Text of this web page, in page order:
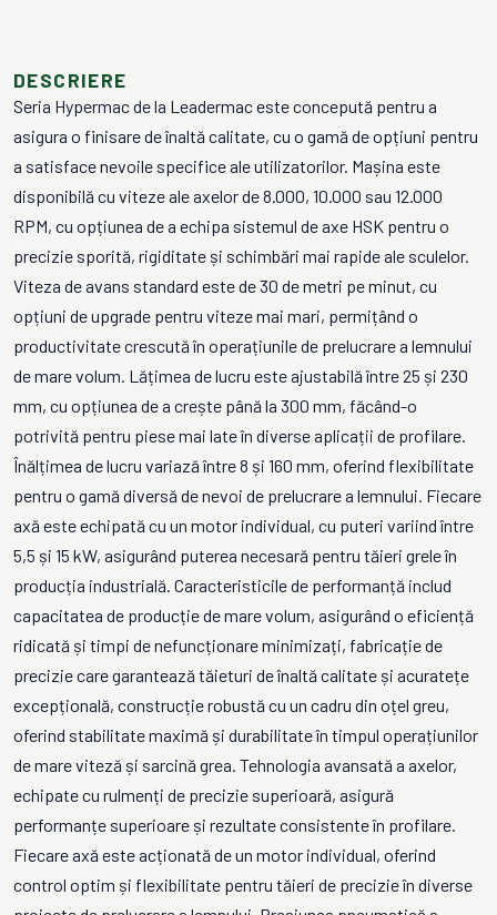
DESCRIERE
Seria Hypermac de la Leadermac este concepută pentru a
asigura o finisare de înaltă calitate, cu o gamă de opțiuni pentru
a satisface nevoile specifice ale utilizatorilor. Mașina este
disponibilă cu viteze ale axelor de 8.000, 10.000 sau 12.000
RPM, cu opțiunea de a echipa sistemul de axe HSK pentru o
precizie sporită, rigiditate și schimbări mai rapide ale sculelor.
Viteza de avans standard este de 30 de metri pe minut, cu
opțiuni de upgrade pentru viteze mai mari, permițând o
productivitate crescută în operațiunile de prelucrare a lemnului
de mare volum. Lățimea de lucru este ajustabilă între 25 și 230
mm, cu opțiunea de a crește până la 300 mm, făcând-o
potrivită pentru piese mai late în diverse aplicații de profilare.
Înălțimea de lucru variază între 8 și 160 mm, oferind flexibilitate
pentru o gamă diversă de nevoi de prelucrare a lemnului. Fiecare
axă este echipată cu un motor individual, cu puteri variind între
5,5 și 15 kW, asigurând puterea necesară pentru tăieri grele în
producția industrială. Caracteristicile de performanță includ
capacitatea de producție de mare volum, asigurând o eficiență
ridicată și timpi de nefuncționare minimizați, fabricație de
precizie care garantează tăieturi de înaltă calitate și acuratețe
excepțională, construcție robustă cu un cadru din oțel greu,
oferind stabilitate maximă și durabilitate în timpul operațiunilor
de mare viteză și sarcină grea. Tehnologia avansată a axelor,
echipate cu rulmenți de precizie superioară, asigură
performanțe superioare și rezultate consistente în profilare.
Fiecare axă este acționată de un motor individual, oferind
control optim și flexibilitate pentru tăieri de precizie în diverse